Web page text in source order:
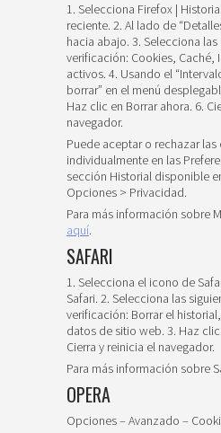
1. Selecciona Firefox |
reciente. 2. Al lado de
hacia abajo. 3. Selecciona
verificación: Cookies, Caché,
activos. 4. Usando el
borrar” en el menú
Haz clic en Borrar ahora. 6.
navegador.
Puede aceptar o rechazar las
individualmente en las
sección Historial disponible
Opciones > Privacidad.
Para más información sobre
aquí.
SAFARI
1. Selecciona el icono de
Safari. 2. Selecciona las
verificación: Borrar el
datos de sitio web. 3. Haz clic
Cierra y reinicia el navegador.
Para más información sobre
OPERA
Opciones – Avanzado –